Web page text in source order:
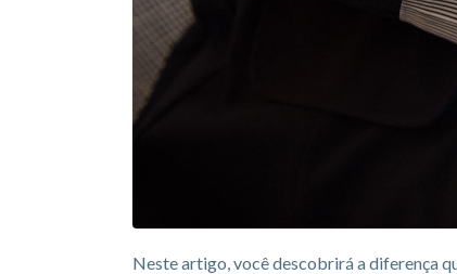
Neste artigo, você descobrirá a diferença